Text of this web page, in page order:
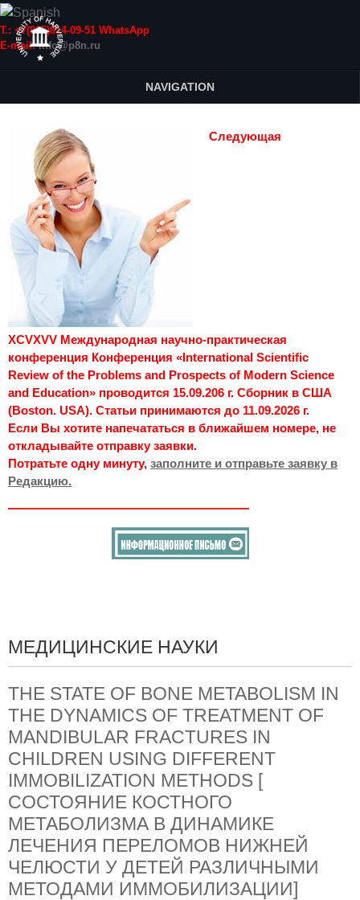
Т.: +7(915)814-09-51 WhatsApp
E-mail:info@p8n.ru
NAVIGATION
Следующая
XCVXVV Международная научно-практическая
конференция Конференция «International Scientific
Review of the Problems and Prospects of Modern Science
and Education» проводится 15.09.206 г. Сборник в США
(Boston. USA). Статьи принимаются до 11.09.2026 г.
Если Вы хотите напечататься в ближайшем номере, не
откладывайте отправку заявки.
Потратьте одну минуту, заполните и отправьте заявку в
Редакцию.
МЕДИЦИНСКИЕ НАУКИ
THE STATE OF BONE METABOLISM IN
THE DYNAMICS OF TREATMENT OF
MANDIBULAR FRACTURES IN
CHILDREN USING DIFFERENT
IMMOBILIZATION METHODS [
СОСТОЯНИЕ КОСТНОГО
МЕТАБОЛИЗМА В ДИНАМИКЕ
ЛЕЧЕНИЯ ПЕРЕЛОМОВ НИЖНЕЙ
ЧЕЛЮСТИ У ДЕТЕЙ РАЗЛИЧНЫМИ
МЕТОДАМИ ИММОБИЛИЗАЦИИ]